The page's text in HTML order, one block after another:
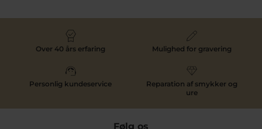
Over 40 års erfaring Mulighed for gravering
Personlig kundeservice
Reparation af smykker og
ure
Følg os